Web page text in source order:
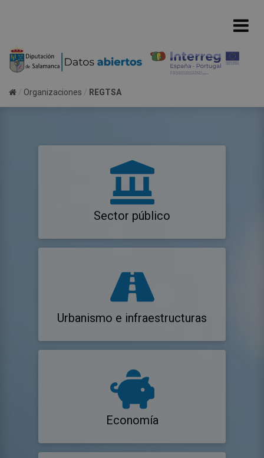
Organizaciones REGTSA
Sector público
Urbanismo e infraestructuras
Economía